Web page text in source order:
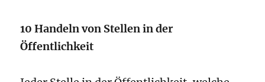
10 Handeln von Stellen in der
Öffentlichkeit